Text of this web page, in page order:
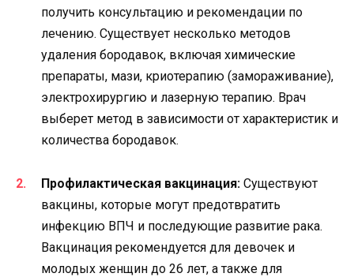
получить консультацию и рекомендации по
лечению. Существует несколько методов
удаления бородавок, включая химические
препараты, мази, криотерапию (замораживание),
электрохирургию и лазерную терапию. Врач
выберет метод в зависимости от характеристик и
количества бородавок.
Профилактическая вакцинация: Существуют
вакцины, которые могут предотвратить
инфекцию ВПЧ и последующие развитие рака.
Вакцинация рекомендуется для девочек и
молодых женщин до 26 лет, а также для